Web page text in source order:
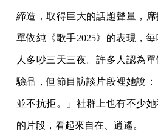
締造，取得巨大的話題聲量，
單依純《歌手2025》的表現，
人多吵三天三夜。許多人認為
驗品，但節目訪談片段裡她說
並不抗拒。」社群上也有不少
的片段，看起來自在、逍遙。